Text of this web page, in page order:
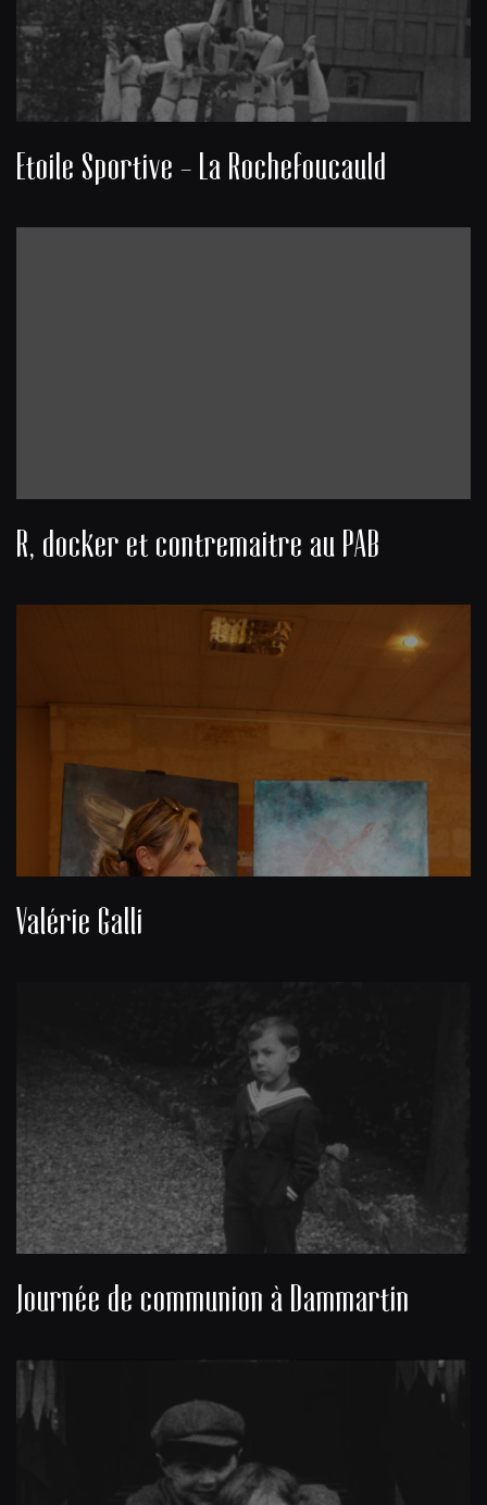
Etoile Sportive - La Rochefoucauld
R, docker et contremaitre au PAB
Valérie Galli
Journée de communion à Dammartin